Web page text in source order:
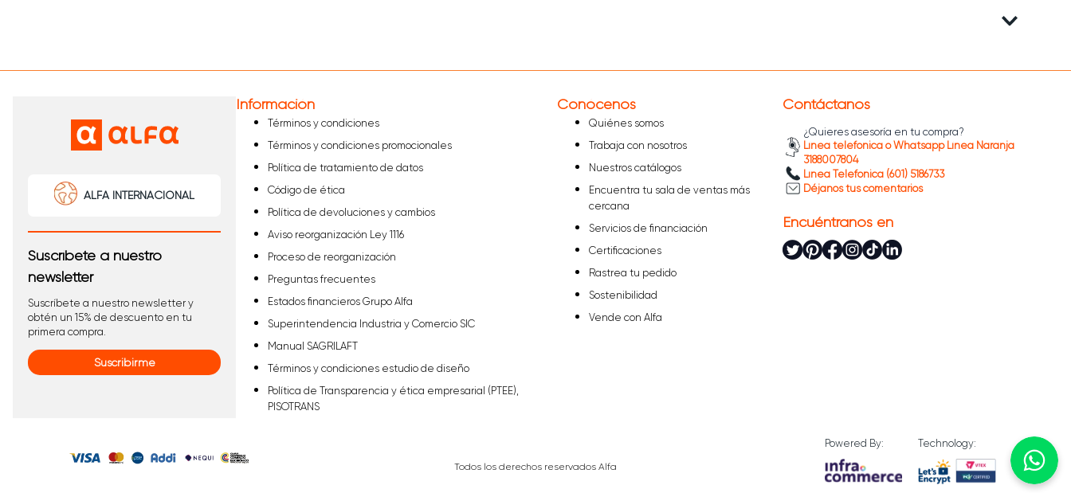
ALFA INTERNACIONAL
Suscríbete a nuestro
newsletter
Suscríbete a nuestro newsletter y
obtén un 15% de descuento en tu
primera compra.
Suscribirme
Información
Términos y condiciones
Términos y condiciones promocionales
Política de tratamiento de datos
Código de ética
Política de devoluciones y cambios
Aviso reorganización Ley 1116
Proceso de reorganización
Preguntas frecuentes
Estados financieros Grupo Alfa
Superintendencia Industria y Comercio SIC
Manual SAGRILAFT
Términos y condiciones estudio de diseño
Política de Transparencia y ética empresarial (PTEE),
PISOTRANS
Conócenos
Quiénes somos
Trabaja con nosotros
Nuestros catálogos
Encuentra tu sala de ventas más
cercana
Servicios de financiación
Certificaciones
Rastrea tu pedido
Sostenibilidad
Vende con Alfa
Contáctanos
¿Quieres asesoría en tu compra?
Línea telefónica o Whatsapp Línea Naranja
3188007804
Línea Telefónica (601) 5186733
Déjanos tus comentarios
Encuéntranos en
Todos los derechos reservados Alfa
Powered By: Technology: